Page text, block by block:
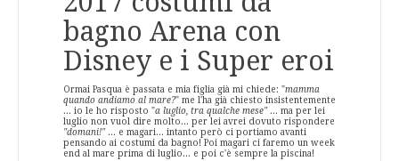
bagno Arena con
Disney e i Super eroi
Ormai Pasqua è passata e mia figlia già mi chiede: "mamma
quando andiamo al mare?" me l'ha già chiesto insistentemente
... io le ho risposto "a luglio, tra qualche mese" ... ma per lei
luglio non vuol dire molto... per lei avrei dovuto rispondere
"domani!" ... e magari... intanto però ci portiamo avanti
pensando ai costumi da bagno! Poi magari ci faremo un week
end al mare prima di luglio... e poi c'è sempre la piscina!